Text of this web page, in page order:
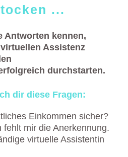
...
Antworten kennen,
Assistenz
durchstarten.
dir diese Fragen:
Einkommen sicher?
fehlt mir die Anerkennung.
virtuelle Assistentin